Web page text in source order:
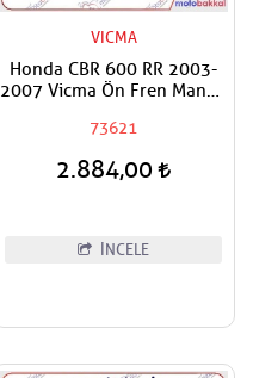
VICMA
Honda CBR 600 RR 2003-
2007 Vicma Ön Fren Maneti
73621
2.884,00
İNCELE